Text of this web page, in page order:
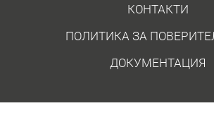
КОНТАКТИ
ПОЛИТИКА ЗА
ДОКУМЕНТАЦИЯ